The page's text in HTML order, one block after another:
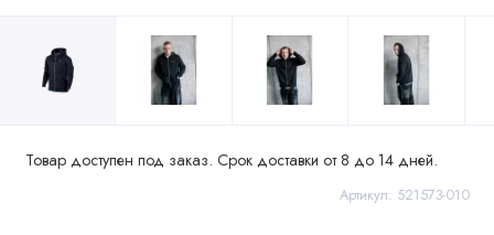
Товар доступен под заказ. Срок доставки от 8 до 14 дней.
Артикул: 521573-010